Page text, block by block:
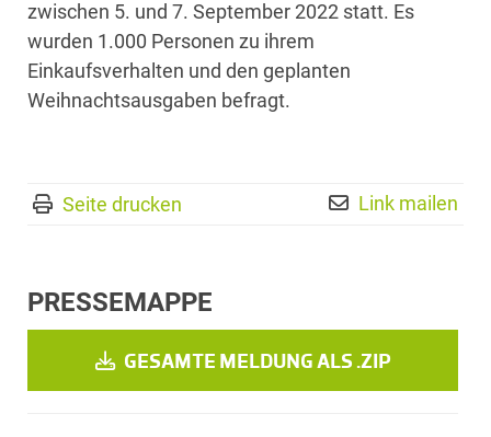
zwischen 5. und 7. September 2022 statt. Es
wurden 1.000 Personen zu ihrem
Einkaufsverhalten und den geplanten
Weihnachtsausgaben befragt.
Seite drucken Link mailen
PRESSEMAPPE
GESAMTE MELDUNG ALS .ZIP